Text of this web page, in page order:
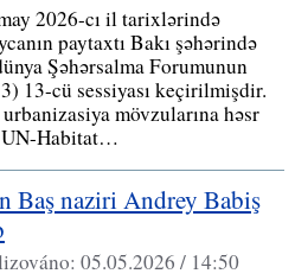
2026-cı il tarixlərində
paytaxtı Bakı şəhərində
Şəhərsalma Forumunun
13-cü sessiyası keçirilmişdir.
mövzularına həsr
Habitat…
Baş naziri Andrey Babiş
05.05.2026 / 14:50